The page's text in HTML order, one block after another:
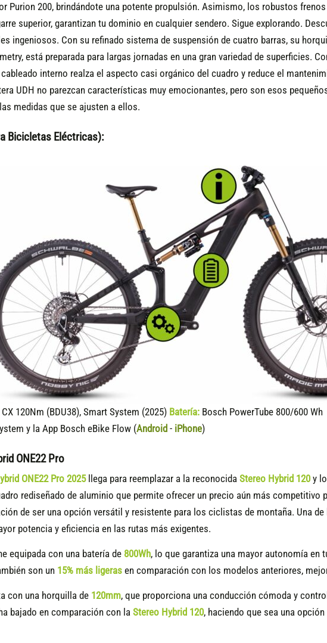
Purion 200, brindándote una potente propulsión. Asimismo, los robustos
superior, garantizan tu dominio en cualquier sendero. Sigue explorando.
ingeniosos. Con su refinado sistema de suspensión de cuatro barras, su
está preparada para largas jornadas en una gran variedad de superficies.
interno realza el aspecto casi orgánico del cuadro y reduce el
UDH no parezcan características muy emocionantes, pero son esos
medidas que se ajusten a ellos.
Bicicletas Eléctricas):
120Nm (BDU38), Smart System (2025) Batería:Bosch PowerTube 800/600
y la App Bosch eBike Flow (Android - iPhone)
ONE22 Pro
ONE22 Pro 2025llega para reemplazar a la reconocida Stereo Hybrid 120y lo
rediseñado de aluminio que permite ofrecer un precio aún más competitivo
de ser una opción versátil y resistente para los ciclistas de montaña. Una
potencia y eficiencia en las rutas más exigentes.
equipada con una batería de 800Wh, lo que garantiza una mayor autonomía en
son un 15% más ligerasen comparación con los modelos anteriores,
con una horquilla de 120mm, que proporciona una conducción cómoda y
bajado en comparación con la Stereo Hybrid 120, haciendo que sea una